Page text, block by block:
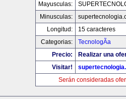
Mayusculas:
Minusculas:
Longitud:
15 caracteres
Categorias:
TecnologÃ­a
Precio:
Realizar una
Visitar!
Serán consideradas